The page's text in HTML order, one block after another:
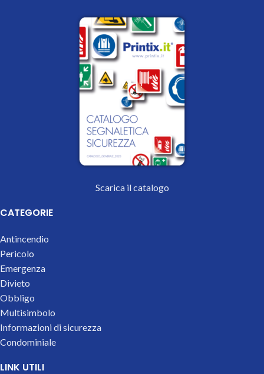
Scarica il catalogo
CATEGORIE
Antincendio
Pericolo
Emergenza
Divieto
Obbligo
Multisimbolo
Informazioni di sicurezza
Condominiale
LINK UTILI